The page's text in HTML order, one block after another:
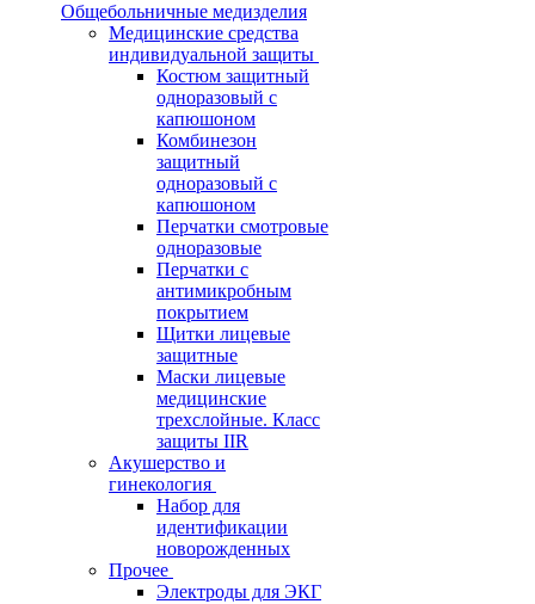
Общебольничные медизделия
Медицинские средства
индивидуальной защиты
Костюм защитный
одноразовый с
капюшоном
Комбинезон
защитный
одноразовый с
капюшоном
Перчатки смотровые
одноразовые
Перчатки с
антимикробным
покрытием
Щитки лицевые
защитные
Маски лицевые
медицинские
трехслойные. Класс
защиты IIR
Акушерство и
гинекология
Набор для
идентификации
новорожденных
Прочее
Электроды для ЭКГ